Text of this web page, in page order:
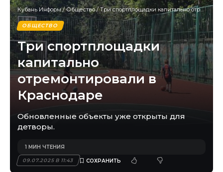
Кубань Информ/Общество/Три спортплощадки капитально отремонтировали в Краснодаре
ОБЩЕСТВО
Три спортплощадки
капитально
отремонтировали в
Краснодаре
Обновленные объекты уже открыты для
детворы.
09.07.2025 В 11:43
1 МИН ЧТЕНИЯ